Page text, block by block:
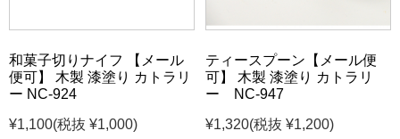
和菓子切りナイフ 【メール
便可】 木製 漆塗り カトラリ
ー NC-924
¥1,100(税抜 ¥1,000)
ティースプーン【メール便
可】 木製 漆塗り カトラリ
ー NC-947
¥1,320(税抜 ¥1,200)